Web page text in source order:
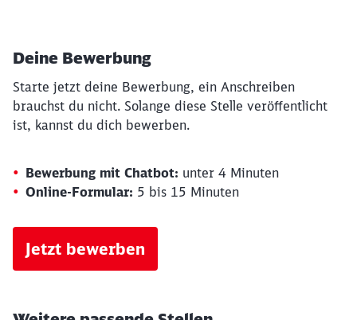
Deine Bewerbung
Starte jetzt deine Bewerbung, ein Anschreiben
brauchst du nicht. Solange diese Stelle veröffentlicht
ist, kannst du dich bewerben.
Bewerbung mit Chatbot: unter 4 Minuten
Online-Formular: 5 bis 15 Minuten
Jetzt bewerben